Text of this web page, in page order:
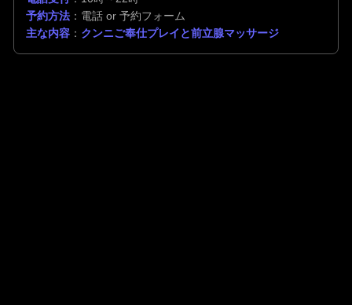
予約方法 ：電話 or 予約フォーム
主な内容 ： クンニご奉仕プレイと前立腺マッサージ